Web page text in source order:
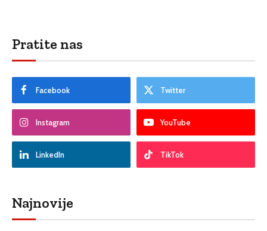
Pratite nas
Facebook Twitter
Instagram YouTube
LinkedIn TikTok
Najnovije